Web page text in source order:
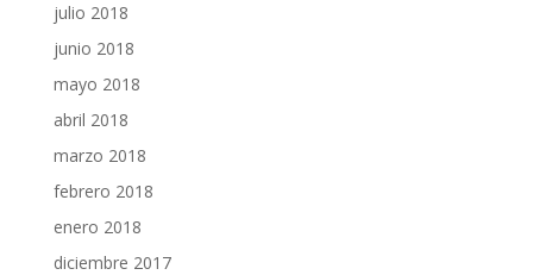
julio 2018
junio 2018
mayo 2018
abril 2018
marzo 2018
febrero 2018
enero 2018
diciembre 2017